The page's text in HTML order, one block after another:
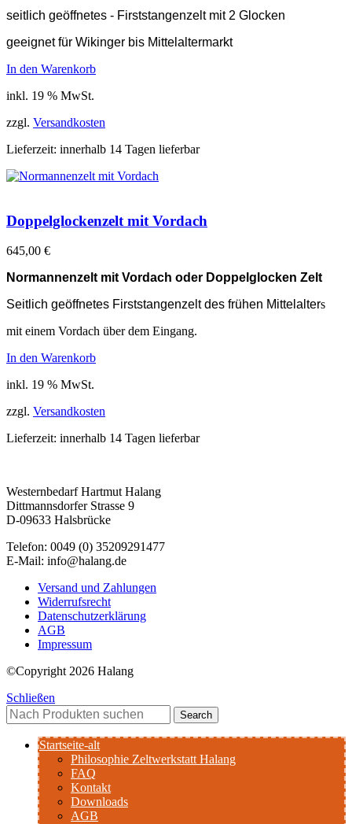
seitlich geöffnetes - Firststangenzelt mit 2 Glocken
geeignet für Wikinger bis Mittelaltermarkt
In den Warenkorb
inkl. 19 % MwSt.
zzgl. Versandkosten
Lieferzeit: innerhalb 14 Tagen lieferbar
Doppelglockenzelt mit Vordach
645,00 €
Normannenzelt mit Vordach oder Doppelglocken Zelt
Seitlich geöffnetes Firststangenzelt des frühen Mittelalters
mit einem Vordach über dem Eingang.
In den Warenkorb
inkl. 19 % MwSt.
zzgl. Versandkosten
Lieferzeit: innerhalb 14 Tagen lieferbar
Westernbedarf Hartmut Halang
Dittmannsdorfer Strasse 9
D-09633 Halsbrücke
Telefon: 0049 (0) 35209291477
E-Mail: info@halang.de
Versand und Zahlungen
Widerrufsrecht
Datenschutzerklärung
AGB
Impressum
©Copyright 2026 Halang
Schließen
Search
Startseite-alt
Philosophie Zeltwerkstatt Halang
FAQ
Kontakt
Downloads
AGB